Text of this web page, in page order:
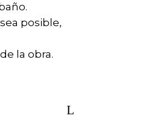
posible,
la obra.